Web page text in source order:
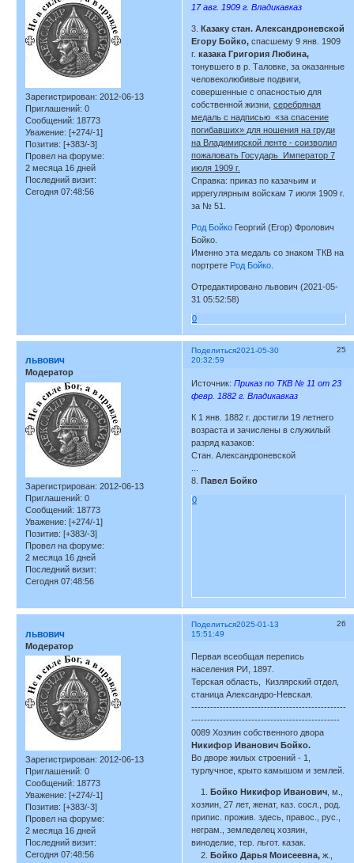
Зарегистрирован: 2012-06-13
Приглашений: 0
Сообщений: 18773
Уважение: [+274/-1]
Позитив: [+383/-3]
Провел на форуме:
2 месяца 16 дней
Последний визит:
Сегодня 07:48:56
17 авг. 1909 г. Владикавказ
3.Казаку стан. Александроневской
Егору Бойко, спасшему 9 янв. 1909
г.казака Григория Любина,
тонувшего в р. Таловке, за оказанные
человеколюбивые подвиги,
совершенные с опасностью для
собственной жизни,серебряная
медаль с надписью «за спасение
погибавших» для ношения на груди
на Владимирской ленте - соизволил
пожаловать Государь Император 7
июля 1909 г.
Справка: приказ по казачьим и
иррегулярным войскам 7 июля 1909 г.
за № 51.
Род Бойко Георгий (Егор) Фролович
Бойко.
Именно эта медаль со знаком ТКВ на
портрете Род Бойко
Отредактировано львович (2021-05-
31 05:52:58)
0
Поделиться 25
2021-05-30
20:32:59
львович
Модератор
Зарегистрирован: 2012-06-13
Приглашений: 0
Сообщений: 18773
Уважение: [+274/-1]
Позитив: [+383/-3]
Провел на форуме:
2 месяца 16 дней
Последний визит:
Сегодня 07:48:56
Источник:Приказ по ТКВ № 11 от 23
февр. 1882 г. Владикавказ
К 1 янв. 1882 г. достигли 19 летнего
возраста и зачислены в служилый
разряд казаков:
Стан. Александроневской
8.Павел Бойко
0
Поделиться 26
2025-01-13
15:51:49
львович
Модератор
Зарегистрирован: 2012-06-13
Приглашений: 0
Сообщений: 18773
Уважение: [+274/-1]
Позитив: [+383/-3]
Провел на форуме:
2 месяца 16 дней
Последний визит:
Сегодня 07:48:56
Первая всеобщая перепись
населения РИ, 1897.
Терская область, Кизлярский отдел,
станица Александро-Невская.
-------------------------------------------------
-----------------------------------------------
0089 Хозяин собственного двора
Никифор Иванович Бойко.
Во дворе жилых строений - 1,
турлучное, крыто камышом и землей.
1. Бойко Никифор Иванович , м.,
хозяин, 27 лет, женат, каз. сосл., род.
припис. прожив. здесь, правос., рус.,
неграм., земледелец хозяин,
виноделие, тер. льгот. казак.
2.
Бойко Дарья Моисеевна, ж.,